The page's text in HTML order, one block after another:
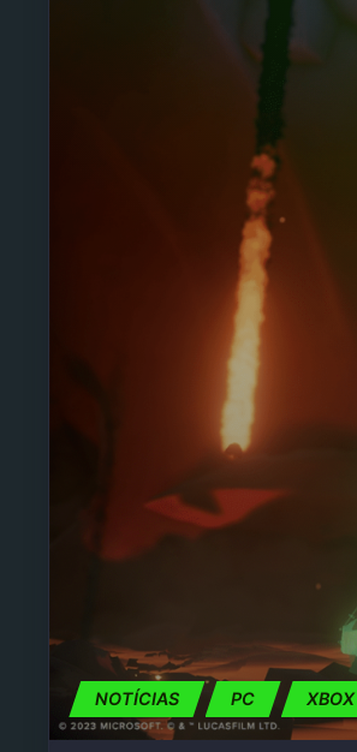
NOTÍCIAS PC XBOX